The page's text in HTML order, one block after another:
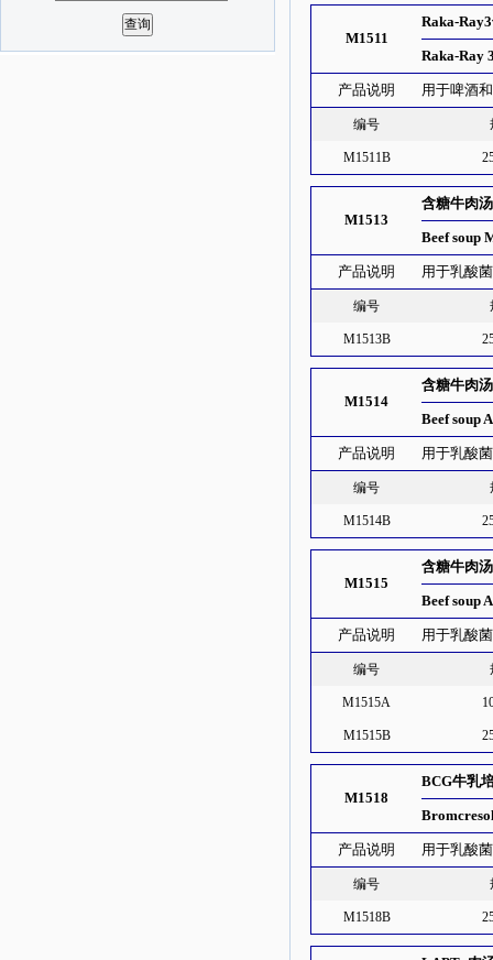
M1511
Raka-
Raka-Ray
产品说明 用于啤酒
编号
M1511B
M1513
含糖牛肉
Beef soup
产品说明 用于乳酸
编号
M1513B
M1514
含糖牛肉
Beef soup
产品说明 用于乳酸
编号
M1514B
M1515
含糖牛肉
Beef soup
产品说明 用于乳酸
编号
M1515A
M1515B
M1518
BCG牛乳
产品说明 用于乳酸
编号
M1518B